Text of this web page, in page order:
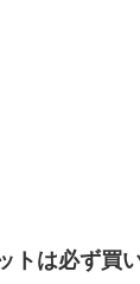
は必ず買